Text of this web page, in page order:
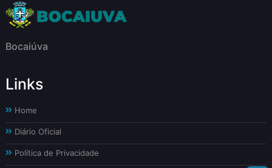
Bocaiúva
Links
Home
Diário Oficial
Política de Privacidade